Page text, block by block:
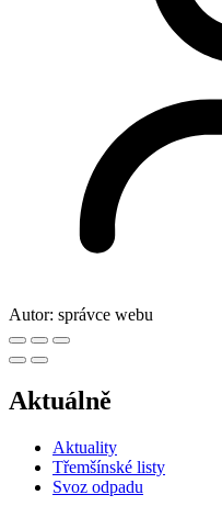
Autor: správce webu
Aktuálně
Aktuality
Třemšínské listy
Svoz odpadu